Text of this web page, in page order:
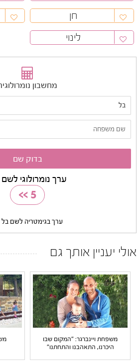
חן
לינוי
מחשבון
ערך נומרולוגי
5
>>
ערך בגימטריה לשם בל
אולי יעניין אותך גם
משפחת ויינברגר: "המקום שבו
היכרנו, התאהבנו והתחתנו"